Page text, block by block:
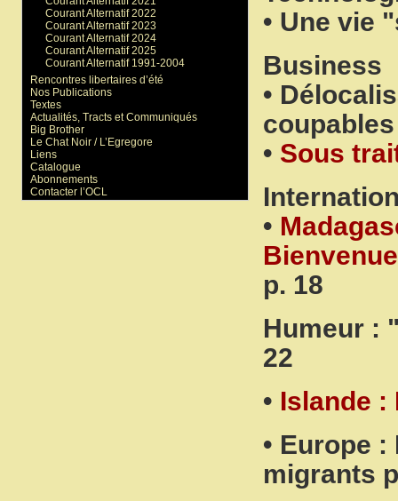
• Une vie
Business
•
• Sous
•
p. 18
Humeur :
22
• Islande :
• Europe
migrants
Courant Alternatif 2022
Courant Alternatif 2023
Courant Alternatif 2024
Courant Alternatif 2025
Courant Alternatif 1991-2004
Rencontres libertaires d’été
Nos Publications
Textes
Actualités, Tracts et Communiqués
Big Brother
Le Chat Noir / L’Egregore
Liens
Catalogue
Abonnements
Contacter l’OCL